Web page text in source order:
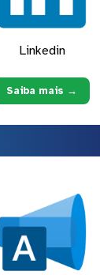
Linkedin
Saiba mais →